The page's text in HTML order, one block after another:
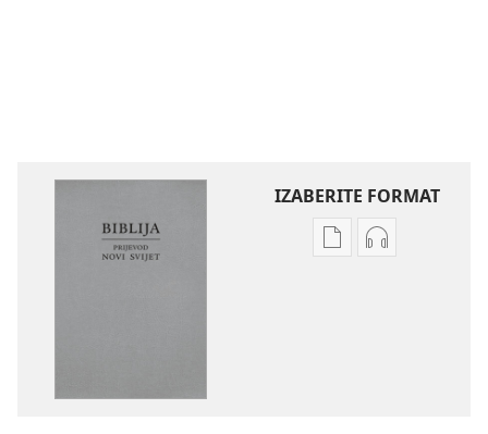
IZABERITE FORMAT
PostavkePostavke